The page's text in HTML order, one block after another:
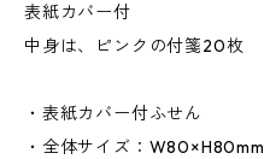
表紙カバー付
中身は、ピンクの付箋20枚
・表紙カバー付ふせん
・全体サイズ：W80×H80mm